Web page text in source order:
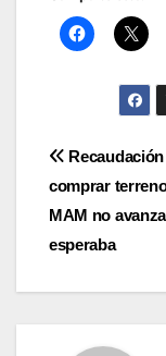
de
comprar
MAM no
esperaba